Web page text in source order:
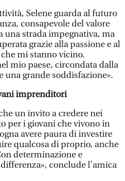
Selene guarda al futuro
consapevole del valore
una strada impegnativa, ma
grazie alla passione e al
mi stanno vicino.
mio paese, circondata dalla
una grande soddisfazione».
imprenditori
un invito a credere nei
per i giovani che vivono in
avere paura di investire
qualcosa di proprio, anche
determinazione e
conclude l’amica